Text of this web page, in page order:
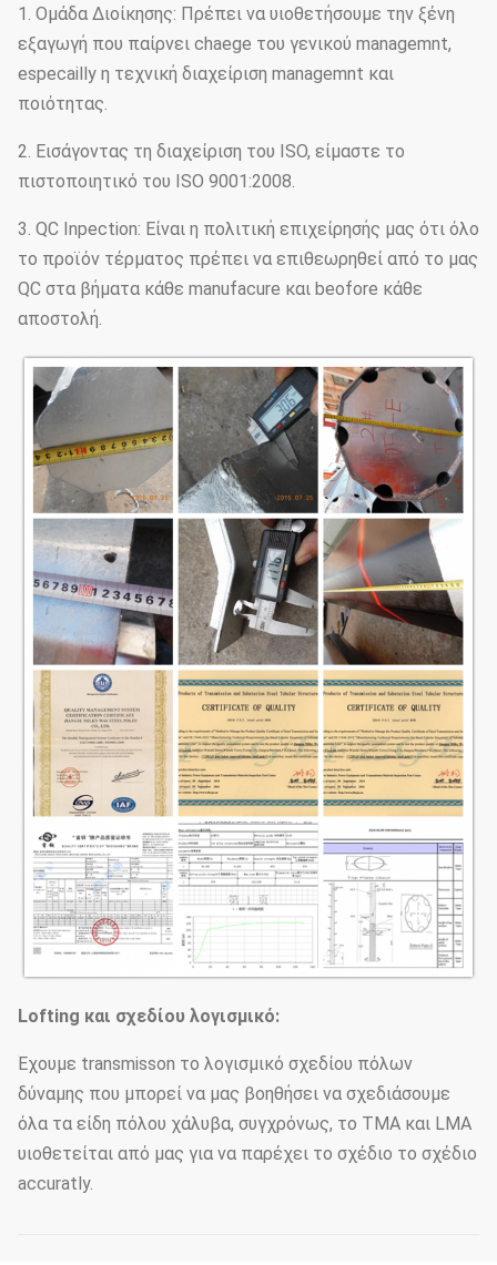
1. Ομάδα Διοίκησης: Πρέπει να υιοθετήσουμε την ξένη
εξαγωγή που παίρνει chaege του γενικού managemnt,
especailly η τεχνική διαχείριση managemnt και
ποιότητας.
2. Εισάγοντας τη διαχείριση του ISO, είμαστε το
πιστοποιητικό του ISO 9001:2008.
3. QC Inpection: Είναι η πολιτική επιχείρησής μας ότι όλο
το προϊόν τέρματος πρέπει να επιθεωρηθεί από το μας
QC στα βήματα κάθε manufacure και beofore κάθε
αποστολή.
Lofting και σχεδίου λογισμικό:
Έχουμε transmisson το λογισμικό σχεδίου πόλων
δύναμης που μπορεί να μας βοηθήσει να σχεδιάσουμε
όλα τα είδη πόλου χάλυβα, συγχρόνως, το TMA και LMA
υιοθετείται από μας για να παρέχει το σχέδιο το σχέδιο
accuratly.